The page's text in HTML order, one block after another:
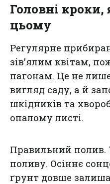
Головні
цьому
Регулярне
зів'ялим квітам,
пагонам. Це не
вигляд саду, а й
шкідників та
опалому листі.
Правильний полив.
поливу. Осіннє
ґрунт довше